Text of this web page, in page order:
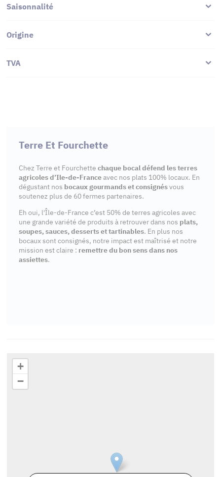
Saisonnalité
Origine
TVA
Terre Et Fourchette
Chez Terre et Fourchette chaque bocal défend les terres
agricoles d’Ile-de-Franceavec nos plats 100% locaux. En
dégustant nos bocaux gourmands et consignésvous
soutenez plus de 60 fermes partenaires.
Eh oui, l'Île-de-France c’est 50% de terres agricoles avec
une grande variété de produits à retrouver dans nos plats,
soupes, sauces, desserts et tartinables. En plus nos
bocaux sont consignés, notre impact est maîtrisé et notre
mission est claire : remettre du bon sens dans nos
assiettes.
+
−